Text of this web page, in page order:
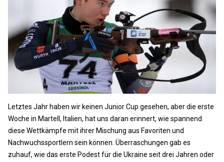
Letztes Jahr haben wir keinen Junior Cup gesehen, aber die erste
Woche in Martell, Italien, hat uns daran erinnert, wie spannend
diese Wettkämpfe mit ihrer Mischung aus Favoriten und
Nachwuchssportlern sein können. Überraschungen gab es
zuhauf, wie das erste Podest für die Ukraine seit drei Jahren oder